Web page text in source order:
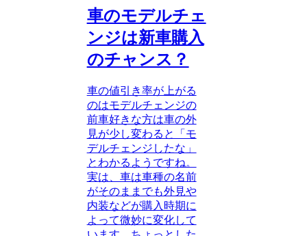
車のモデルチェ
ンジは新車購入
のチャンス？
車の値引き率が上がる
のはモデルチェンジの
前車好きな方は車の外
見が少し変わると「モ
デルチェンジしたな」
とわかるようですね。
実は、車は車種の名前
がそのままでも外見や
内装などが購入時期に
よって微妙に変化して